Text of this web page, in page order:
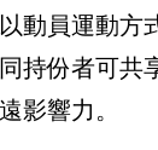
動員運動方
持份者可共
影響力。